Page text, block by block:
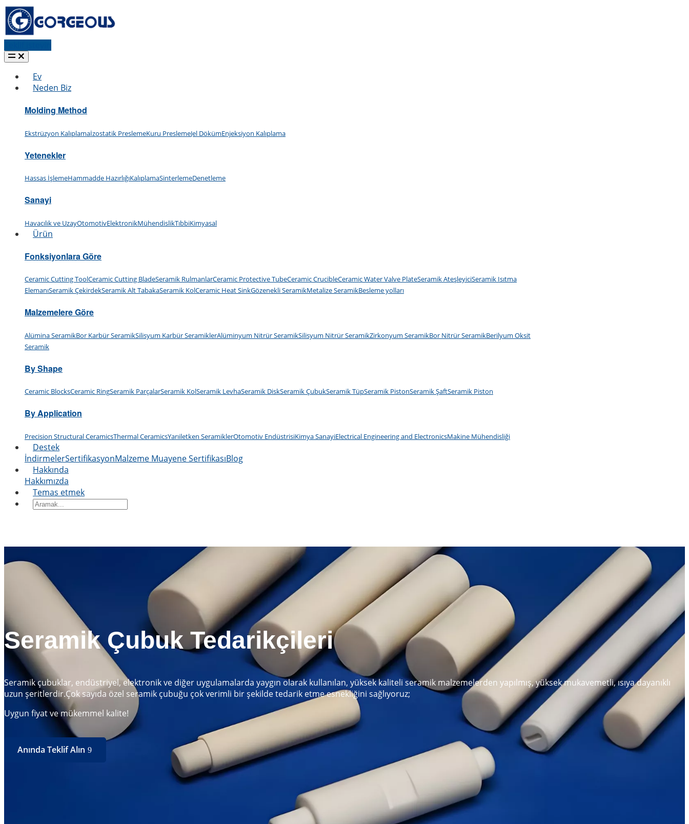
Ev
Neden Biz
Molding Method
Ekstrüzyon Kalıplamaİzostatik PreslemeKuru PreslemeJel DökümEnjeksiyon Kalıplama
Yetenekler
Hassas İşlemeHammadde HazırlığıKalıplamaSinterlemeDenetleme
Sanayi
Havacılık ve UzayOtomotivElektronikMühendislikTıbbiKimyasal
Ürün
Fonksiyonlara Göre
Ceramic Cutting ToolCeramic Cutting BladeSeramik RulmanlarCeramic Protective TubeCeramic CrucibleCeramic Water Valve PlateSeramik AteşleyiciSeramik Isıtma
ElemanıSeramik ÇekirdekSeramik Alt TabakaSeramik KolCeramic Heat SinkGözenekli SeramikMetalize SeramikBesleme yolları
Malzemelere Göre
Alümina SeramikBor Karbür SeramikSilisyum Karbür SeramiklerAlüminyum Nitrür SeramikSilisyum Nitrür SeramikZirkonyum SeramikBor Nitrür SeramikBerilyum Oksit
Seramik
By Shape
Ceramic BlocksCeramic RingSeramik ParçalarSeramik KolSeramik LevhaSeramik DiskSeramik ÇubukSeramik TüpSeramik PistonSeramik ŞaftSeramik Piston
By Application
Precision Structural CeramicsThermal CeramicsYarıiletken SeramiklerOtomotiv EndüstrisiKimya SanayiElectrical Engineering and ElectronicsMakine Mühendisliği
Destek
İndirmelerSertifikasyonMalzeme Muayene SertifikasıBlog
Hakkında
Hakkımızda
Temas etmek
Seramik Çubuk Tedarikçileri
Seramik çubuklar, endüstriyel, elektronik ve diğer uygulamalarda yaygın olarak kullanılan, yüksek kaliteli seramik malzemelerden yapılmış, yüksek mukavemetli, ısıya dayanıklı
uzun şeritlerdir.Çok sayıda özel seramik çubuğu çok verimli bir şekilde tedarik etme esnekliğini sağlıyoruz;
Uygun fiyat ve mükemmel kalite!
Anında Teklif Alın